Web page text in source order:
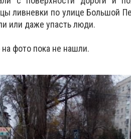
ливневки по улице Большой
или даже упасть люди.
фото пока не нашли.